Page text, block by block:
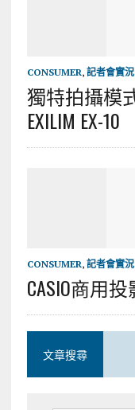
CONSUMER, 記者會實況
獨特拍攝模
EXILIM EX-10
CONSUMER, 記者會實況
CASIO商用
文章搜尋